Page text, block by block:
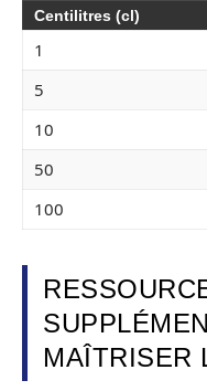
Centilitres (cl)
1
5
10
50
100
MAÎTRISER